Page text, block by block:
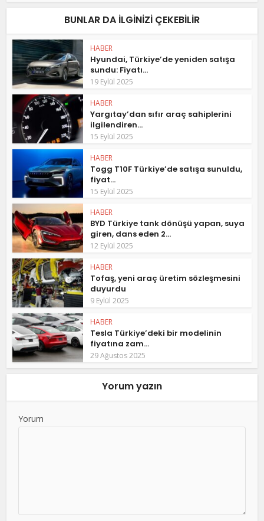
BUNLAR DA ILGINIZI ÇEKEBILIR
HABER
Hyundai, Türkiye’de yeniden satışa
sundu: Fiyatı...
19 Eylül 2025
HABER
Yargıtay’dan sıfır araç sahiplerini
ilgilendiren...
15 Eylül 2025
HABER
Togg T10F Türkiye’de satışa sunuldu,
fiyat...
15 Eylül 2025
HABER
BYD Türkiye tank dönüşü yapan, suya
giren, dans eden 2...
12 Eylül 2025
HABER
Tofaş, yeni araç üretim sözleşmesini
duyurdu
9 Eylül 2025
HABER
Tesla Türkiye’deki bir modelinin
fiyatına zam...
29 Ağustos 2025
Yorum yazın
Yorum